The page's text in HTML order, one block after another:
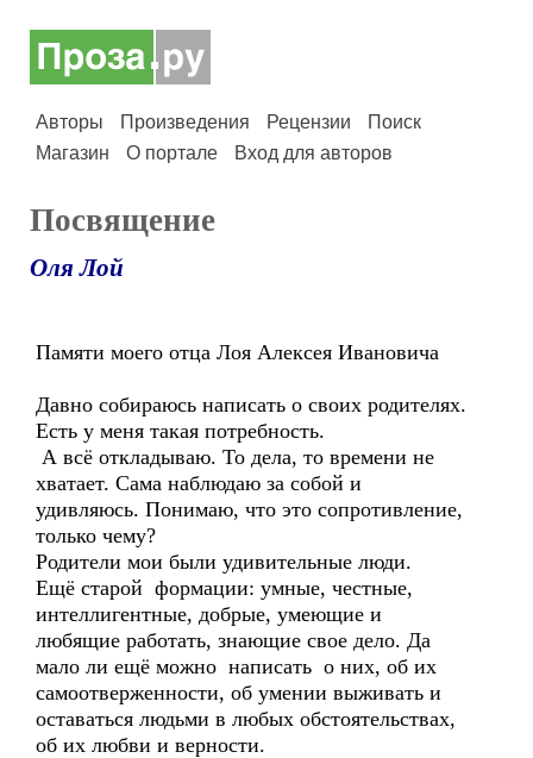
Авторы Произведения Рецензии
Поиск
Магазин
О портале Вход для авторов
Посвящение
Оля Лой
Памяти моего отца Лоя Алексея Ивановича
Давно собираюсь написать о своих родителях.
Есть у меня такая потребность.
А всё откладываю. То дела, то времени не
хватает. Сама наблюдаю за собой и
удивляюсь. Понимаю, что это сопротивление,
только чему?
Родители мои были удивительные люди.
Ещё старой формации: умные, честные,
интеллигентные, добрые, умеющие и
любящие работать, знающие свое дело. Да
мало ли ещё можно написать о них, об их
самоотверженности, об умении выживать и
оставаться людьми в любых обстоятельствах,
об их любви и верности.